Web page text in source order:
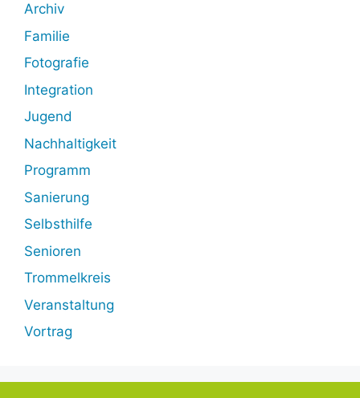
Archiv
Familie
Fotografie
Integration
Jugend
Nachhaltigkeit
Programm
Sanierung
Selbsthilfe
Senioren
Trommelkreis
Veranstaltung
Vortrag